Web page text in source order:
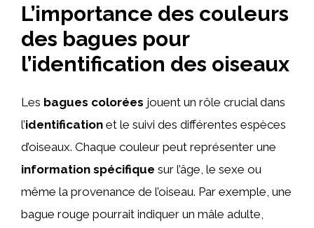
L’importance des couleurs
des bagues pour
l’identification des oiseaux
Les bagues colorées jouent un rôle crucial dans
l’identification et le suivi des différentes espèces
d’oiseaux. Chaque couleur peut représenter une
information spécifique sur l’âge, le sexe ou
même la provenance de l’oiseau. Par exemple, une
bague rouge pourrait indiquer un mâle adulte,